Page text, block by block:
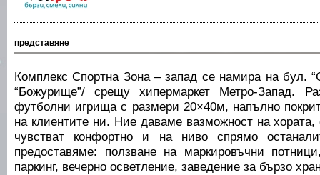
представяне
Комплекс Спортна Зона – запад се намира на бул.
“Божурище”/ срещу хипермаркет Метро-Запад.
футболни игрища с размери 20×40м, напълно
на клиентите ни. Ние даваме вазможност на
чувстват конфортно и на ниво спрямо
предоставяме: ползване на маркировъчни
паркинг, вечерно осветление, заведение за бързо